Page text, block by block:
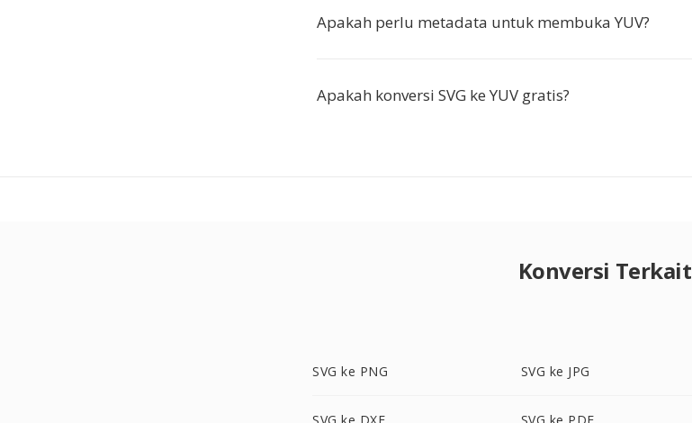
Apakah perlu metadata untuk membuka YUV?
Apakah konversi SVG ke YUV gratis?
Konversi Terkait
SVG ke PNG SVG ke JPG